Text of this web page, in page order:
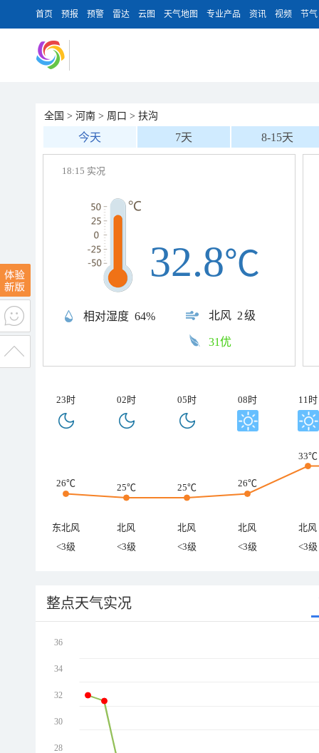
首页 预报 预警 雷达 云图 天气地图 专业产品 资讯 视频 节气
全国 > 河南 > 周口 > 扶沟
今天 7天 8-15天
18:15 实况
相对湿度 64% 北风 2级
32.8℃
31优
23时 02时 05时 08时 11时
26℃ 25℃ 25℃ 26℃
33℃
东北风 北风 北风 北风
北风
<3级
<3级 <3级 <3级 <3级
整点天气实况
36
34
32
30
28